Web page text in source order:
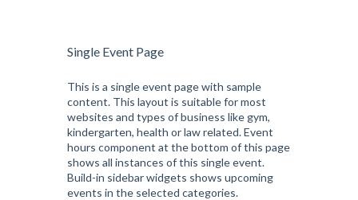
Single Event Page
This is a single event page with sample
content. This layout is suitable for most
websites and types of business like gym,
kindergarten, health or law related. Event
hours component at the bottom of this page
shows all instances of this single event.
Build-in sidebar widgets shows upcoming
events in the selected categories.